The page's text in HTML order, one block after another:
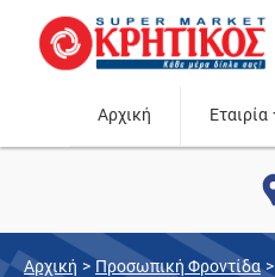
Αρχική Εταιρία
Αρχική > Προσωπική Φροντίδα >